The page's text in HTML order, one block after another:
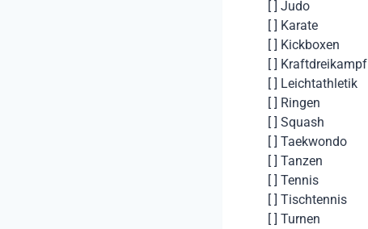
[ ] Judo
[ ] Karate
[ ] Kickboxen
[ ] Kraftdreikampf
[ ] Leichtathletik
[ ] Ringen
[ ] Squash
[ ] Taekwondo
[ ] Tanzen
[ ] Tennis
[ ] Tischtennis
[ ] Turnen